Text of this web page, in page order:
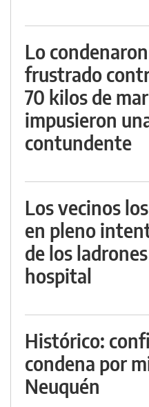
Lo
frustrado
70 kilos de
impusieron
contundente
Los vecinos
en pleno
de los
hospital
Histórico:
condena por
Neuquén